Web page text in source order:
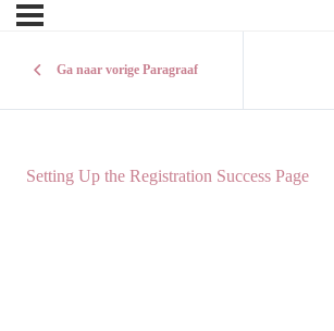
Ga naar vorige Paragraaf
Setting Up the Registration Success Page